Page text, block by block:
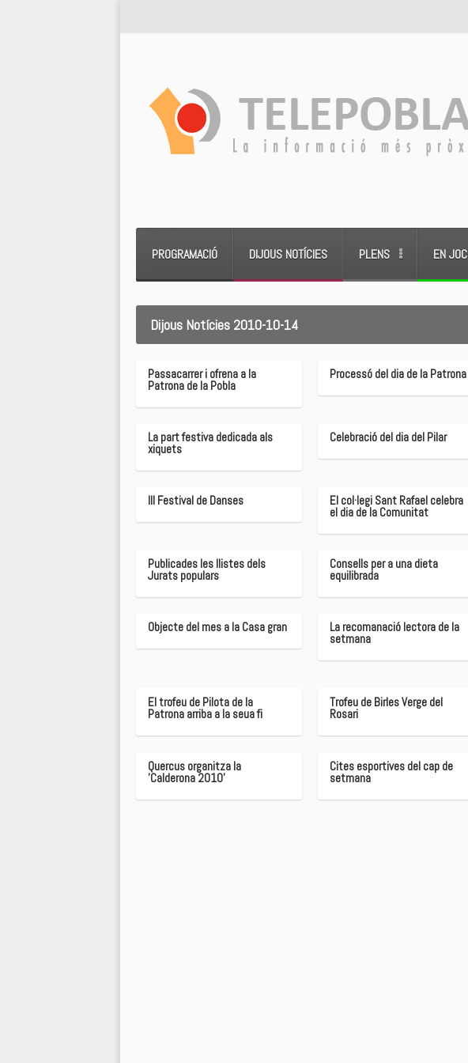
PROGRAMACIÓ DIJOUS NOTÍCIES PLENS EN JOC
Dijous Notícies 2010-10-14
Passacarrer i ofrena a la
Patrona de la Pobla
Processó del dia de la Patrona
La part festiva dedicada als
xiquets
Celebració del dia del Pilar
III Festival de Danses El col·legi Sant Rafael celebra
el dia de la Comunitat
Publicades les llistes dels
Jurats populars
Consells per a una dieta
equilibrada
Objecte del mes a la Casa gran La recomanació lectora de la
setmana
El trofeu de Pilota de la
Patrona arriba a la seua fi
Trofeu de Birles Verge del
Rosari
Quercus organitza la
'Calderona 2010'
Cites esportives del cap de
setmana